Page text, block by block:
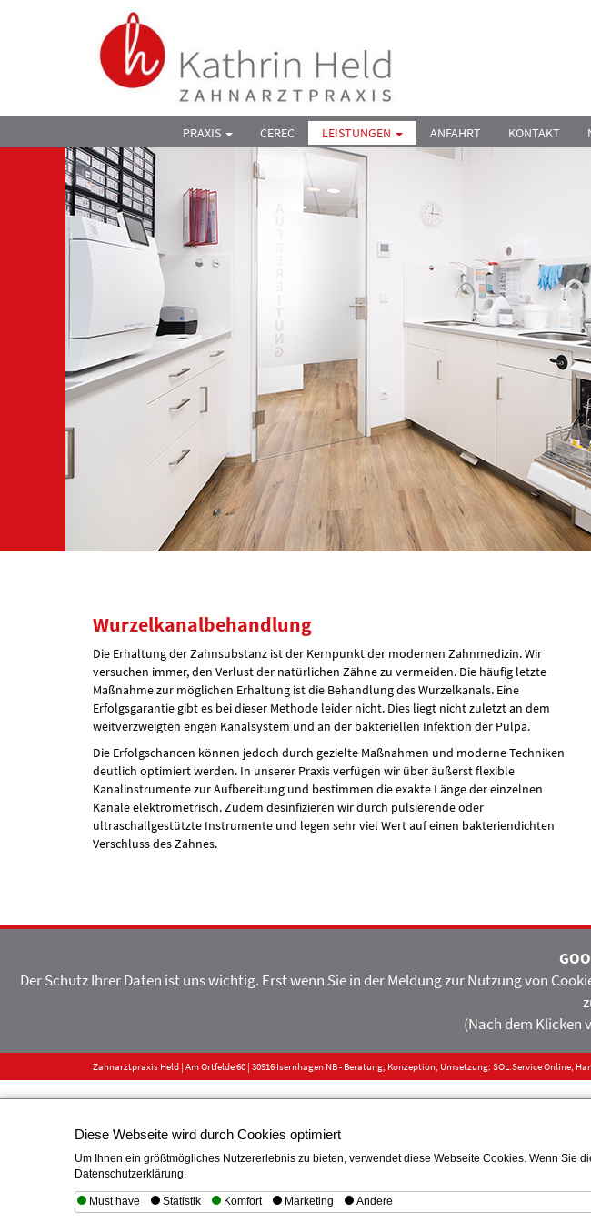
PRAXIS CEREC LEISTUNGEN ANFAHRT KONTAKT
Wurzelkanalbehandlung
Die Erhaltung der Zahnsubstanz ist der Kernpunkt der modernen Zahnmedizin. Wir
versuchen immer, den Verlust der natürlichen Zähne zu vermeiden. Die häufig letzte
Maßnahme zur möglichen Erhaltung ist die Behandlung des Wurzelkanals. Eine
Erfolgsgarantie gibt es bei dieser Methode leider nicht. Dies liegt nicht zuletzt an dem
weitverzweigten engen Kanalsystem und an der bakteriellen Infektion der Pulpa.
Die Erfolgschancen können jedoch durch gezielte Maßnahmen und moderne Techniken
deutlich optimiert werden. In unserer Praxis verfügen wir über äußerst flexible
Kanalinstrumente zur Aufbereitung und bestimmen die exakte Länge der einzelnen
Kanäle elektrometrisch. Zudem desinfizieren wir durch pulsierende oder
ultraschallgestützte Instrumente und legen sehr viel Wert auf einen bakteriendichten
Verschluss des Zahnes.
Der Schutz Ihrer Daten ist uns wichtig. Erst wenn Sie in der Meldung zur Nutzung von
(Nach dem Klicken
Zahnarztpraxis Held | Am Ortfelde 60 | 30916 Isernhagen NB - Beratung, Konzeption, Umsetzung: SOL.Service Online,
Diese Webseite wird durch Cookies optimiert
Um Ihnen ein größtmögliches Nutzererlebnis zu bieten, verwendet diese Webseite Cookies. Wenn Sie
Datenschutzerklärung.
Must have Statistik Komfort Marketing Andere